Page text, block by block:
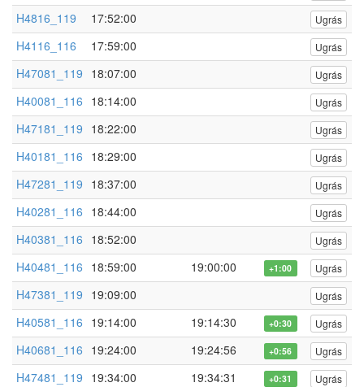
H4816_119 17:52:00 Ugrás
H4116_116 17:59:00 Ugrás
H47081_119 18:07:00 Ugrás
H40081_116 18:14:00 Ugrás
H47181_119 18:22:00 Ugrás
H40181_116 18:29:00 Ugrás
H47281_119 18:37:00 Ugrás
H40281_116 18:44:00 Ugrás
H40381_116 18:52:00 Ugrás
H40481_116 18:59:00 19:00:00 +1:00 Ugrás
H47381_119 19:09:00 Ugrás
H40581_116 19:14:00 19:14:30 +0:30 Ugrás
H40681_116 19:24:00 19:24:56 +0:56 Ugrás
H47481_119 19:34:00 19:34:31 +0:31 Ugrás